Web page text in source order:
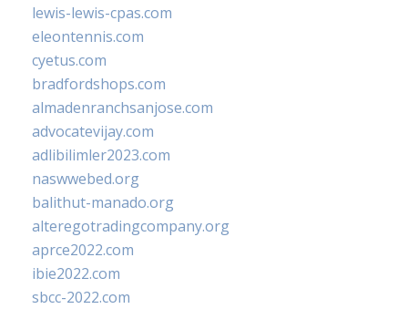
lewis-lewis-cpas.com
eleontennis.com
cyetus.com
bradfordshops.com
almadenranchsanjose.com
advocatevijay.com
adlibilimler2023.com
naswwebed.org
balithut-manado.org
alteregotradingcompany.org
aprce2022.com
ibie2022.com
sbcc-2022.com